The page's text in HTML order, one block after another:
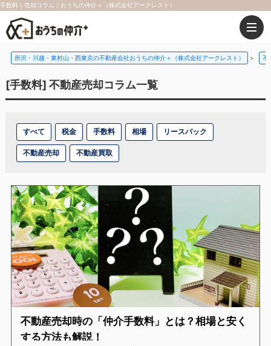
手数料｜売却コラム｜おうちの仲介＋（株式会社アークレスト）
所沢・川越・東村山・西東京の不動産会社おうちの仲介＋（株式会社アークレスト） > 不
[手数料] 不動産売却コラム一覧
すべて 税金 手数料 相場 リースバック
不動産売却 不動産買取
不動産売却時の「仲介手数料」とは？相場と安く
する方法も解説！